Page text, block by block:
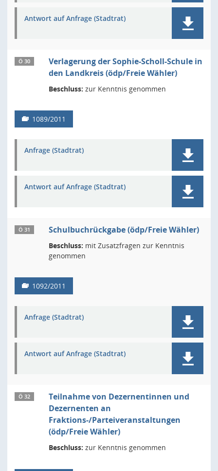
Antwort auf Anfrage (Stadtrat)
Ö 30
Verlagerung der Sophie-Scholl-Schule in
den Landkreis (ödp/Freie Wähler)
Beschluss: zur Kenntnis genommen
1089/2011
Anfrage (Stadtrat)
Antwort auf Anfrage (Stadtrat)
Ö 31 Schulbuchrückgabe (ödp/Freie Wähler)
Beschluss: mit Zusatzfragen zur Kenntnis
genommen
1092/2011
Anfrage (Stadtrat)
Antwort auf Anfrage (Stadtrat)
Ö 32
Teilnahme von Dezernentinnen und
Dezernenten an
Fraktions-/Parteiveranstaltungen
(ödp/Freie Wähler)
Beschluss: zur Kenntnis genommen